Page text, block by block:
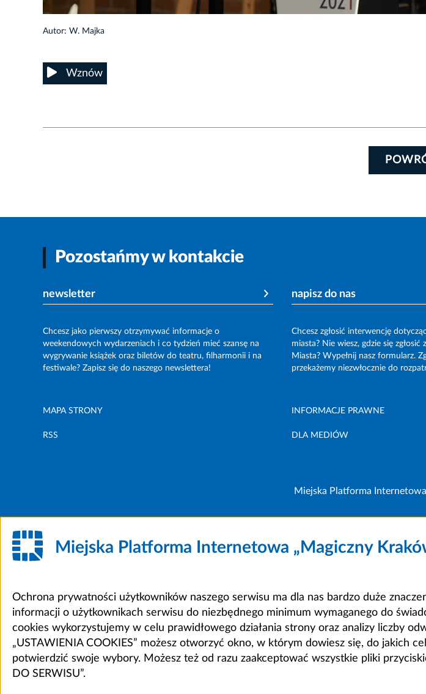
Autor: W. Majka
Wznów
Pozostańmy w kontakcie
newsletter
Chcesz jako pierwszy otrzymywać informacje o
weekendowych wydarzeniach i co tydzień mieć szansę na
wygrywanie książek oraz biletów do teatru, filharmonii i na
festiwale? Zapisz się do naszego newslettera!
napisz do nas
Chcesz zgłosić interwencję
miasta? Nie wiesz, gdzie się zgłosić
Miasta? Wypełnij nasz formularz.
przekażemy niezwłocznie do
MAPA STRONY INFORMACJE PRAWNE
RSS DLA MEDIÓW
Miejska Platforma
Miejska Platforma Internetowa „Magiczny
Ochrona prywatności użytkowników naszego serwisu ma dla nas bardzo duże
informacji o użytkownikach serwisu do niezbędnego minimum wymaganego do
cookies wykorzystujemy w celu prawidłowego działania strony oraz analizy liczby
„USTAWIENIA COOKIES” możesz otworzyć okno, w którym dowiesz się, do jakich
potwierdzić swoje wybory. Możesz też od razu zaakceptować wszystkie pliki
DO SERWISU”.